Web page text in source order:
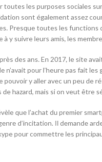
toutes les purposes sociales
sont également assez
Presque toutes les
y suivre leurs amis, les
des ans. En 2017, le site
n’avait pour l’heure pas fait
pouvoir y aller avec un peu de
de hazard, mais si on veut
que l’achat du premier
d’incitation. Il demande
pour commettre les